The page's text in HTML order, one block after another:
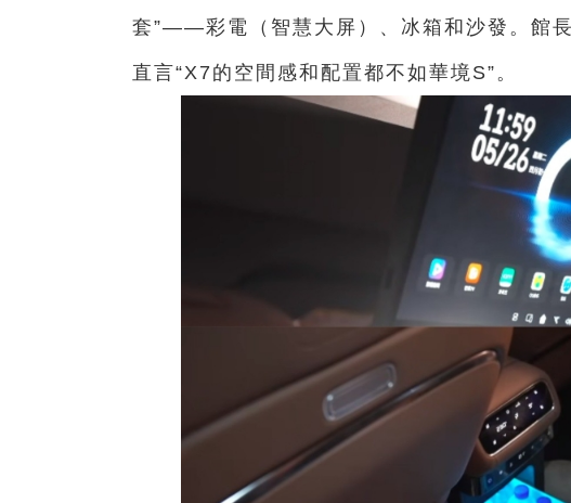
套”——彩電（智慧大屏）、冰箱和沙發。館
直言“X7的空間感和配置都不如華境S”。